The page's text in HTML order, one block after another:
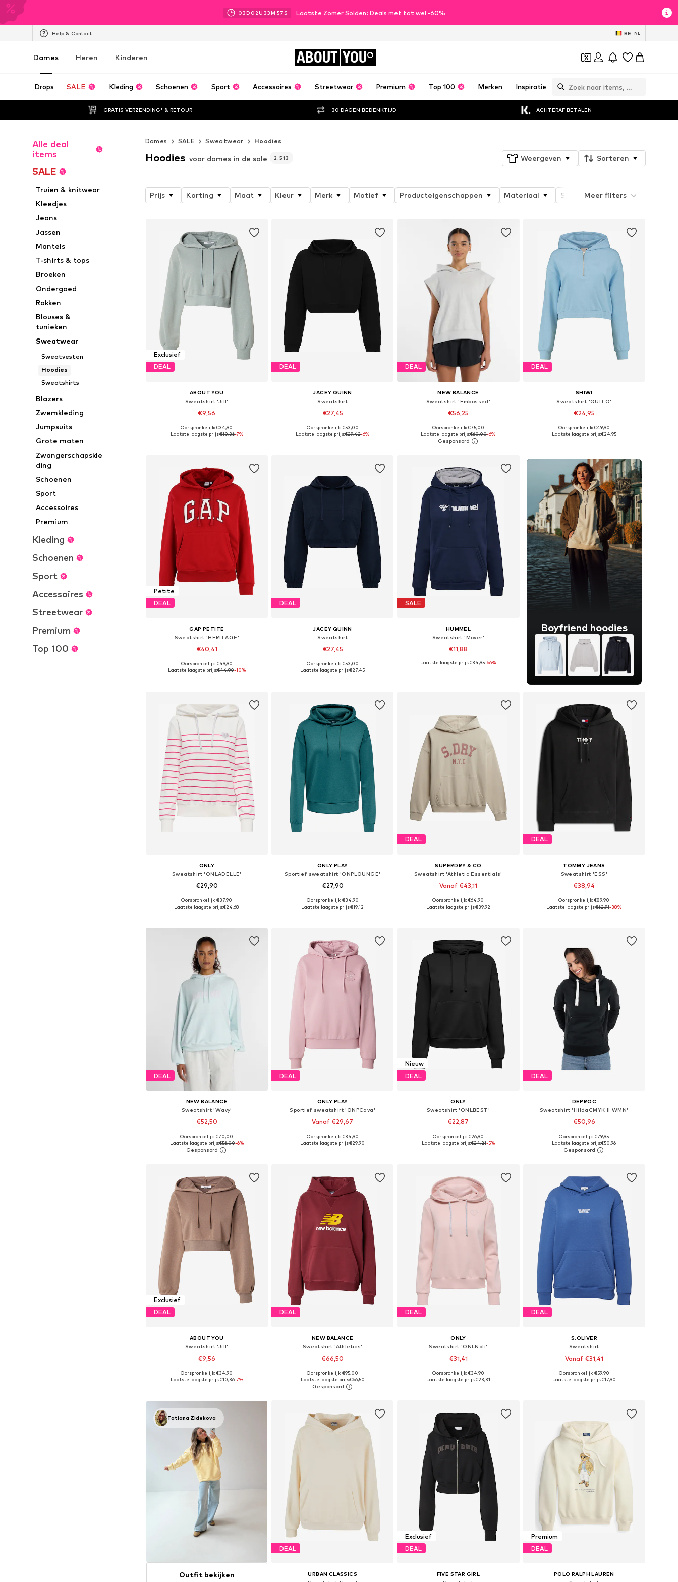
03D 02U 33M 55 S Laatste Zomer Solden: Deals met tot wel -60%
Help & Contact BE NL
Dames Heren Kinderen ABOUT YOU
Drops SALE Kleding Schoenen Sport Accessoires Streetwear Premium Top 100 Merken Inspiratie
GRATIS VERZENDING* & RETOUR 30 DAGEN BEDENKTIJD ACHTERAF BETALEN
Alle deal
items
SALE
Truien & knitwear
Kleedjes
Jeans
Jassen
Mantels
T-shirts & tops
Broeken
Ondergoed
Rokken
Blouses &
tunieken
Sweatwear
Sweatvesten
Hoodies
Sweatshirts
Blazers
Zwemkleding
Jumpsuits
Grote maten
Zwangerschapskle
ding
Schoenen
Sport
Accessoires
Premium
Kleding
Schoenen
Sport
Accessoires
Streetwear
Premium
Top 100
Dames SALE Sweatwear Hoodies
Hoodies voor dames in de sale 2.513 Weergeven Sorteren
Prijs Korting Maat Kleur Merk Motief Producteigenschappen Materiaal Speciaal assortiment
Meer filters
Exclusief
DEAL
ABOUT YOU
Sweatshirt 'Jill'
€9,56
Beschikbare maten: S, M, L, XL, XXL
Oorspronkelijk: €34,90
Laatste laagste prijs:€10,36-7%
DEAL
JACEY QUINN
Sweatshirt
€27,45
+4
Beschikbare maten: XS, S, M, L, XL
Oorspronkelijk: €53,00
Laatste laagste prijs:€29,42-6%
DEAL
NEW BALANCE
Sweatshirt 'Embossed'
€56,25
Beschikbare maten: XS, S, M, XL
In winkelmandje
Oorspronkelijk: €75,00
Laatste laagste prijs:€60,00-6%
DEAL
SHIWI
Sweatshirt 'QUITO'
€24,95
Beschikbare maten: S, M, L, XL
Oorspronkelijk: €49,90
Laatste laagste prijs:€24,95
Petite
DEAL
GAP PETITE
Sweatshirt 'HERITAGE'
€40,41
Beschikbare maten: XS, S, M, L
Oorspronkelijk: €49,90
Laatste laagste prijs:€44,90-10%
DEAL
JACEY QUINN
Sweatshirt
€27,45
+3
Beschikbare maten: XS, S, M, L, XL
Oorspronkelijk: €53,00
Laatste laagste prijs:€27,45
SALE
HUMMEL
Sweatshirt 'Mover'
€11,88
Beschikbare maten: S, M, L, XL
Laatste laagste prijs:€34,95-66%
Boyfriend hoodies
ONLY
Sweatshirt 'ONLADELLE'
€29,90
Beschikbare maten: XS, S, M, L, XL
Oorspronkelijk: €37,90
Laatste laagste prijs:€24,68
ONLY PLAY
Sportief sweatshirt 'ONPLOUNGE'
€27,90
+9
Beschikbare maten: XS, S, M, L, XL
Oorspronkelijk: €34,90
Laatste laagste prijs:€19,12
DEAL
SUPERDRY & CO
Sweatshirt 'Athletic Essentials'
Vanaf €43,11
+1
Beschikbare maten: XS, S, M, L, XL, XXL
Oorspronkelijk: €64,90
Laatste laagste prijs:€39,92
DEAL
TOMMY JEANS
Sweatshirt 'ESS'
€38,94
Beschikbare maten: XS, S, M, L
Oorspronkelijk: €89,90
Laatste laagste prijs:€62,91-38%
DEAL
NEW BALANCE
Sweatshirt 'Wavy'
€52,50
Beschikbare maten: XS, S, M, L, XL
In winkelmandje
Oorspronkelijk: €70,00
Laatste laagste prijs:€56,00-6%
DEAL
ONLY PLAY
Sportief sweatshirt 'ONPCava'
Vanaf €29,67
Beschikbare maten: XS, S, M, L, XL
Oorspronkelijk: €34,90
Laatste laagste prijs:€29,90
Nieuw
DEAL
ONLY
Sweatshirt 'ONLBEST'
€22,87
+2
Beschikbaar in vele maten
Oorspronkelijk: €26,90
Laatste laagste prijs:€24,21-5%
DEAL
DEPROC
Sweatshirt 'HildaCMYK II WMN'
€50,96
Beschikbare maten: S, M, L, XL, XXL, XXXL
In winkelmandje
Oorspronkelijk: €79,95
Laatste laagste prijs:€50,96
Exclusief
DEAL
ABOUT YOU
Sweatshirt 'Jill'
€9,56
Beschikbare maten: S, M, L, XL, XXL
Oorspronkelijk: €34,90
Laatste laagste prijs:€10,36-7%
DEAL
NEW BALANCE
Sweatshirt 'Athletics'
€66,50
Beschikbare maten: XS, S, M, L, XL
In winkelmandje
Oorspronkelijk: €95,00
Laatste laagste prijs:€66,50
DEAL
ONLY
Sweatshirt 'ONLNoli'
€31,41
+1
Beschikbare maten: XS, S, M, L
Oorspronkelijk: €34,90
Laatste laagste prijs:€23,31
DEAL
S.OLIVER
Sweatshirt
Vanaf €31,41
Beschikbaar in vele maten
Oorspronkelijk: €59,90
Laatste laagste prijs:€17,90
Tatiana Zidekova
Outfit bekijken
DEAL
URBAN CLASSICS
Exclusief
DEAL
FIVE STAR GIRL
Premium
DEAL
POLO RALPH LAUREN